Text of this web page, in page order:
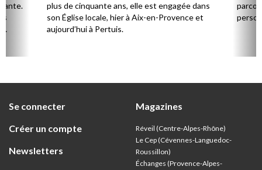
plus de cinquante ans, elle est engagée dans
son Église locale, hier à Aix-en-Provence et
aujourd’hui à Pertuis.
Se connecter
Créer un compte
Newsletters
Magazines
Réveil (Centre-Alpes-Rhône)
Le Cep (Cévennes-Languedoc-
Roussillon)
Échanges (Provence-Alpes-